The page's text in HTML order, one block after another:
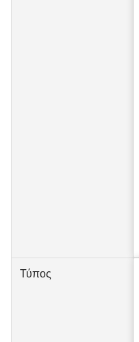
Τύπος